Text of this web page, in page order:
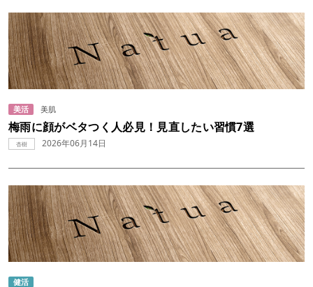
美活 美肌
梅雨に顔がベタつく人必見！見直したい習慣7選
杏樹 2026年06月14日
健活